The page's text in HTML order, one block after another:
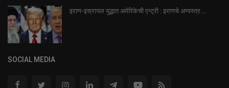
इराण-इस्रायल युद्धात अमेरिकेची एन्ट्री : इराणचे अण्वस्त्र...
SOCIAL MEDIA